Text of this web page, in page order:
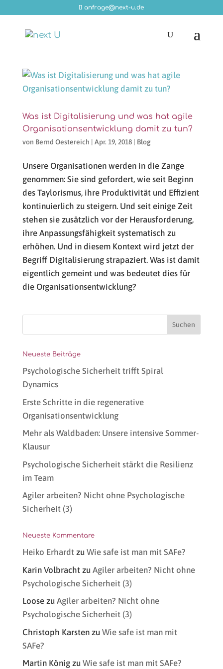
anfrage@next-u.de
Was ist Digitalisierung und was hat agile
Organisationsentwicklung damit zu tun?
von Bernd Oestereich | Apr. 19, 2018| Blog
Unsere Organisationen werden in die Zange
genommen: Sie sind gefordert, wie seit Beginn
des Taylorismus, ihre Produktivität und Effizient
kontinuierlich zu steigern. Und seit einige Zeit
stehen sie zusätzlich vor der Herausforderung,
ihre Anpassungsfähigkeit systematisch zu
erhöhen. Und in diesem Kontext wird jetzt der
Begriff Digitalisierung strapaziert. Was ist damit
eigentlich gemeint und was bedeutet dies für
die Organisationsentwicklung?
Neueste Beiträge
Psychologische Sicherheit trifft Spiral
Dynamics
Erste Schritte in die regenerative
Organisationsentwicklung
Mehr als Waldbaden: Unsere intensive Sommer-
Klausur
Psychologische Sicherheit stärkt die Resilienz
im Team
Agiler arbeiten? Nicht ohne Psychologische
Sicherheit (3)
Neueste Kommentare
Heiko Erhardtzu Wie safe ist man mit SAFe?
Karin Volbrachtzu Agiler arbeiten? Nicht ohne
Psychologische Sicherheit (3)
Loosezu Agiler arbeiten? Nicht ohne
Psychologische Sicherheit (3)
Christoph Karstenzu Wie safe ist man mit
SAFe?
Martin Königzu Wie safe ist man mit SAFe?